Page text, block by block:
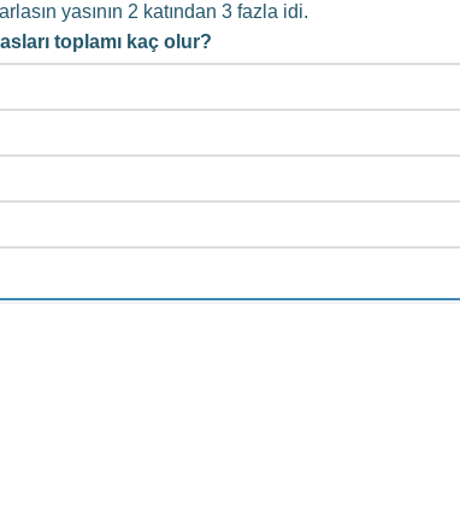
yasının 2 katından 3 fazla idi.
toplamı kaç olur?